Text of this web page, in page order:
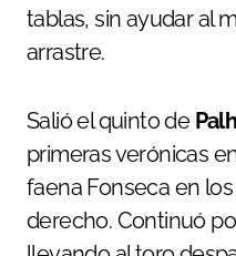
tablas, sin ayudar al
arrastre.
Salió el quinto de
primeras verónicas
faena Fonseca en
derecho. Continuó